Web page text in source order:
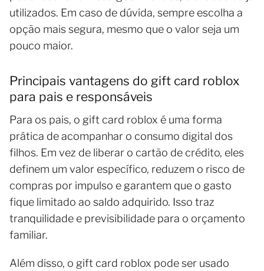
utilizados. Em caso de dúvida, sempre escolha a
opção mais segura, mesmo que o valor seja um
pouco maior.
Principais vantagens do gift card roblox
para pais e responsáveis
Para os pais, o gift card roblox é uma forma
prática de acompanhar o consumo digital dos
filhos. Em vez de liberar o cartão de crédito, eles
definem um valor específico, reduzem o risco de
compras por impulso e garantem que o gasto
fique limitado ao saldo adquirido. Isso traz
tranquilidade e previsibilidade para o orçamento
familiar.
Além disso, o gift card roblox pode ser usado